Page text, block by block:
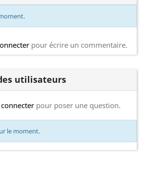
pour écrire un commentaire.
utilisateurs
connecter pour poser une question.
le moment.